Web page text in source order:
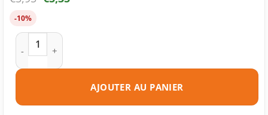
-10%
quantité de Cartouche d'encre compatible Brother LC123 M
AJOUTER AU PANIER